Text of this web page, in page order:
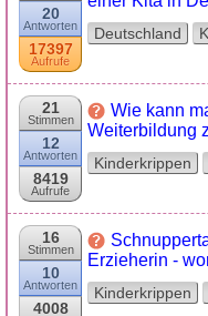
20
Antworten
17397
Aufrufe
Deutschland
21
Stimmen
12
Antworten
8419
Aufrufe
Wie kann
Weiterbildung
Kinderkrippen
16
Stimmen
10
Antworten
4008
Erzieherin -
Kinderkrippen